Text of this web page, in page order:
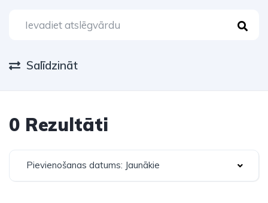
Salīdzināt
0 Rezultāti
Pievienošanas datums: Jaunākie